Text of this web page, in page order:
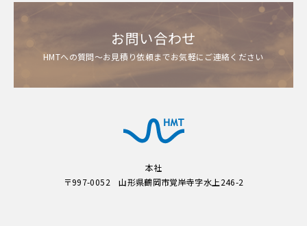
お問い合わせ
HMTへの質問～お見積り依頼までお気軽にご連絡ください
本社
〒997-0052 山形県鶴岡市覚岸寺字水上246-2